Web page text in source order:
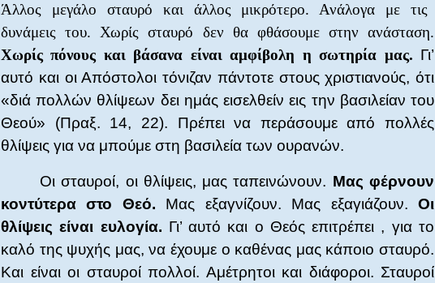
Άλλος μεγάλο σταυρό και άλλος μικρότερο. Ανάλογα με τις
δυνάμεις του. Χωρίς σταυρό δεν θα φθάσουμε στην ανάσταση.
Χωρίς πόνους και βάσανα είναι αμφίβολη η σωτηρία μας. Γι’
αυτό και οι Απόστολοι τόνιζαν πάντοτε στους χριστιανούς, ότι
«διά πολλών θλίψεων δει ημάς εισελθείν εις την βασιλείαν του
Θεού» (Πραξ. 14, 22). Πρέπει να περάσουμε από πολλές
θλίψεις για να μπούμε στη βασιλεία των ουρανών.
Οι σταυροί, οι θλίψεις, μας ταπεινώνουν. Μας φέρνουν
κοντύτερα στο Θεό. Μας εξαγνίζουν. Μας εξαγιάζουν.Οι
θλίψεις είναι ευλογία. Γι’ αυτό και ο Θεός επιτρέπει , για το
καλό της ψυχής μας, να έχουμε ο καθένας μας κάποιο σταυρό.
Και είναι οι σταυροί πολλοί. Αμέτρητοι και διάφοροι. Σταυροί